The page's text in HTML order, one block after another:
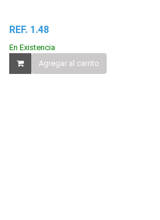
REF. 1.48
En Existencia
Agregar al carrito